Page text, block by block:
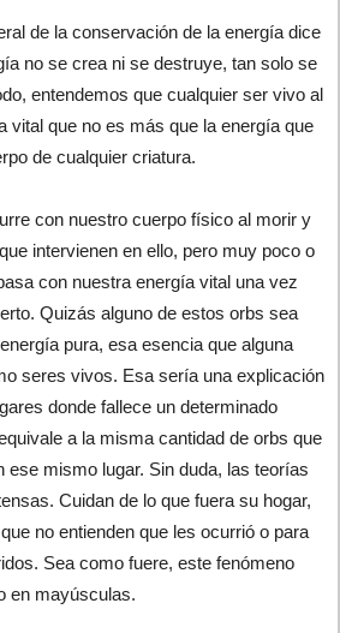
de la conservación de la energía dice
no se crea ni se destruye, tan solo se
entendemos que cualquier ser vivo al
vital que no es más que la energía que
de cualquier criatura.
con nuestro cuerpo físico al morir y
intervienen en ello, pero muy poco o
con nuestra energía vital una vez
Quizás alguno de estos orbs sea
pura, esa esencia que alguna
seres vivos. Esa sería una explicación
donde fallece un determinado
a la misma cantidad de orbs que
ese mismo lugar. Sin duda, las teorías
Cuidan de lo que fuera su hogar,
no entienden que les ocurrió o para
Sea como fuere, este fenómeno
en mayúsculas.